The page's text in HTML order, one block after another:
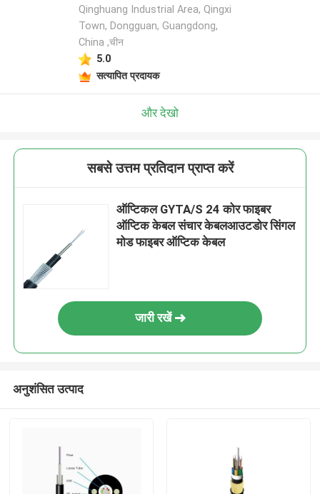
Qinghuang Industrial Area, Qingxi
Town, Dongguan, Guangdong,
China ,चीन
5.0
सत्यापित प्रदायक
और देखो
सबसे उत्तम प्रतिदान प्राप्त करें
ऑप्टिकल GYTA/S 24 कोर फाइबर
ऑप्टिक केबल संचार केबलआउटडोर सिंगल
मोड फाइबर ऑप्टिक केबल
जारी रखें
अनुशंसित उत्पाद